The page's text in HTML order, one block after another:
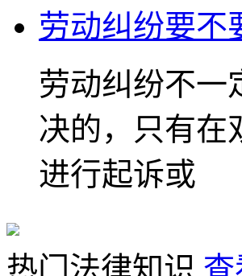
劳动纠纷要不
劳动纠纷不一
决的，只有在
进行起诉或
热门法律知识 查